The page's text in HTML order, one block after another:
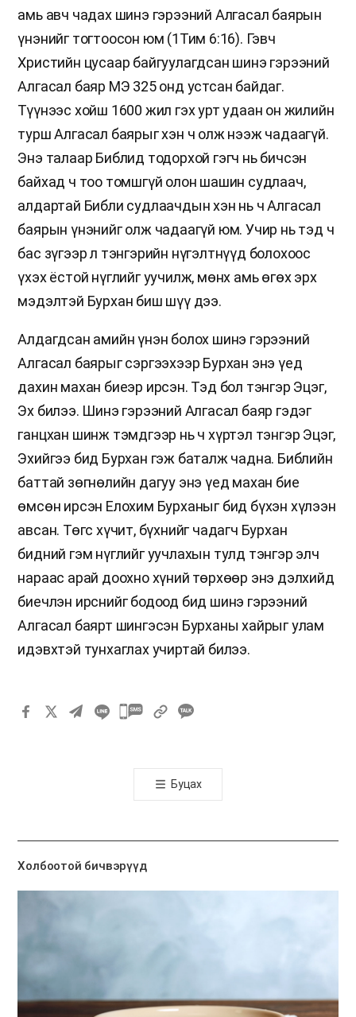
амь авч чадах шинэ гэрээний Алгасал баярын
үнэнийг тогтоосон юм (1Тим 6:16). Гэвч
Христийн цусаар байгуулагдсан шинэ гэрээний
Алгасал баяр МЭ 325 онд устсан байдаг.
Түүнээс хойш 1600 жил гэх урт удаан он жилийн
турш Алгасал баярыг хэн ч олж нээж чадаагүй.
Энэ талаар Библид тодорхой гэгч нь бичсэн
байхад ч тоо томшгүй олон шашин судлаач,
алдартай Библи судлаачдын хэн нь ч Алгасал
баярын үнэнийг олж чадаагүй юм. Учир нь тэд ч
бас зүгээр л тэнгэрийн нүгэлтнүүд болохоос
үхэх ёстой нүглийг уучилж, мөнх амь өгөх эрх
мэдэлтэй Бурхан биш шүү дээ.
Алдагдсан амийн үнэн болох шинэ гэрээний
Алгасал баярыг сэргээхээр Бурхан энэ үед
дахин махан биеэр ирсэн. Тэд бол тэнгэр Эцэг,
Эх билээ. Шинэ гэрээний Алгасал баяр гэдэг
ганцхан шинж тэмдгээр нь ч хүртэл тэнгэр Эцэг,
Эхийгээ бид Бурхан гэж баталж чадна. Библийн
баттай зөгнөлийн дагуу энэ үед махан бие
өмсөн ирсэн Елохим Бурханыг бид бүхэн хүлээн
авсан. Төгс хүчит, бүхнийг чадагч Бурхан
бидний гэм нүглийг уучлахын тулд тэнгэр элч
нараас арай доохно хүний төрхөөр энэ дэлхийд
биечлэн ирснийг бодоод бид шинэ гэрээний
Алгасал баярт шингэсэн Бурханы хайрыг улам
идэвхтэй тунхаглах учиртай билээ.
카
톡
공
기
Буцах
Холбоотой бичвэрүүд